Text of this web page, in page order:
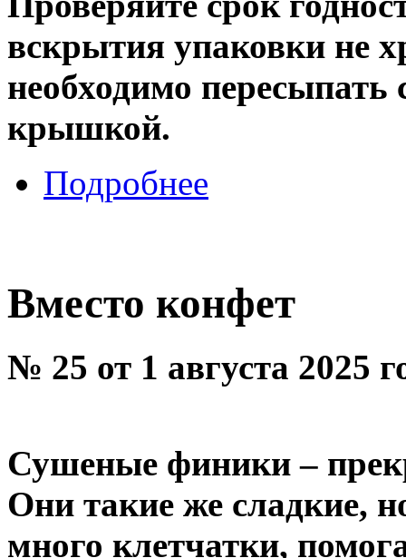
вскрытия упаковки не
необходимо пересыпать
крышкой.
Подробнее
Вместо конфет
№ 25 от 1 августа 2025
Сушеные финики –
Они такие же сладкие,
много клетчатки,